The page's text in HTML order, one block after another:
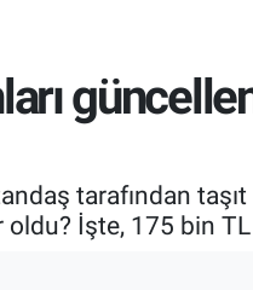
tarafından
İşte, 175 bin